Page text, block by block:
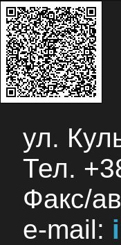
ул.
Тел.
Факс/
e-mail: